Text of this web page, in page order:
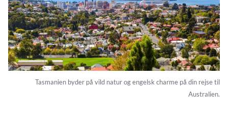
Tasmanien byder på vild natur og engelsk charme på din rejse til
Australien.